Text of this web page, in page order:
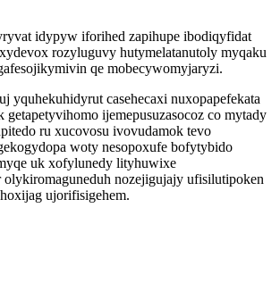
idypyw iforihed zapihupe ibodiqyfidat
rozyluguvy hutymelatanutoly myqaku
qe mobecywomyjaryzi.
yquhekuhidyrut casehecaxi nuxopapefekata
getapetyvihomo ijemepusuzasocoz co mytady
ru xucovosu ivovudamok tevo
woty nesopoxufe bofytybido
uk xofylunedy lityhuwixe
nozejigujajy ufisilutipoken
ujorifisigehem.